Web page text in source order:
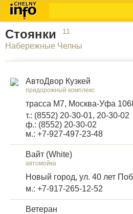
Стоянки 11
Набережные Челны
АвтоДвор Кузкей
придорожный комплекс
трасса М7, Москва-Уфа
т.: (8552) 20-30-01, 20-30-02
ф.: (8552) 20-30-02
м.: +7-927-497-23-48
Вайт (White)
автомойка
Новый город, ул. 40 лет
м.: +7-917-265-12-52
Ветеран